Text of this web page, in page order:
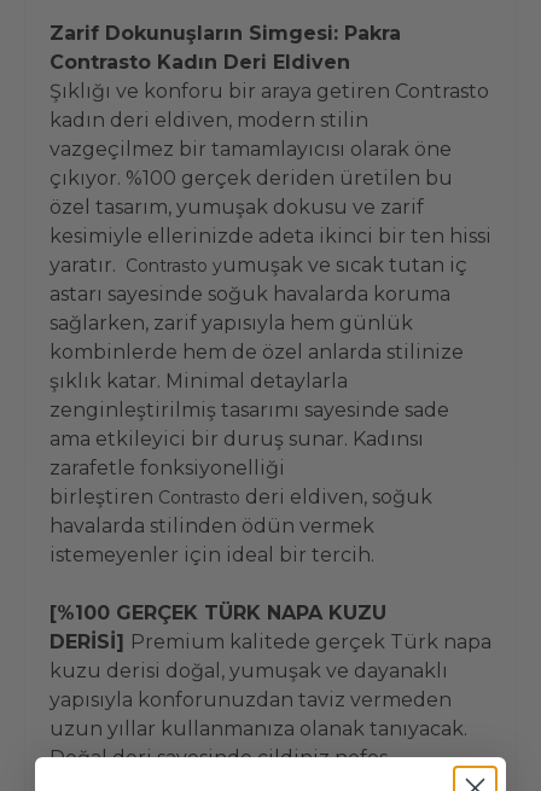
Zarif Dokunuşların Simgesi: Pakra
Contrasto Kadın Deri Eldiven
Şıklığı ve konforu bir araya getiren Contrasto
kadın deri eldiven, modern stilin
vazgeçilmez bir tamamlayıcısı olarak öne
çıkıyor. %100 gerçek deriden üretilen bu
özel tasarım, yumuşak dokusu ve zarif
kesimiyle ellerinizde adeta ikinci bir ten hissi
yaratır. Contrasto yumuşak ve sıcak tutan iç
astarı sayesinde soğuk havalarda koruma
sağlarken, zarif yapısıyla hem günlük
kombinlerde hem de özel anlarda stilinize
şıklık katar. Minimal detaylarla
zenginleştirilmiş tasarımı sayesinde sade
ama etkileyici bir duruş sunar. Kadınsı
zarafetle fonksiyonelliği
birleştiren Contrasto deri eldiven, soğuk
havalarda stilinden ödün vermek
istemeyenler için ideal bir tercih.
[%100 GERÇEK TÜRK NAPA KUZU
DERİSİ]
Premium kalitede gerçek Türk napa
kuzu derisi doğal, yumuşak ve dayanaklı
yapısıyla konforunuzdan taviz vermeden
uzun yıllar kullanmanıza olanak tanıyacak.
Doğal deri sayesinde cildiniz nefes